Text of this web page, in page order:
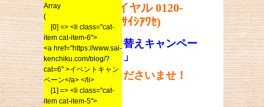
フリーダイヤル 0120-
313148(ｻｲｻｲｼｱﾜｾ)
「屋根塗り替えキャンペー
ンについて」
とお電話くださいませ！
Array
(
[0] => <li class="cat-
item cat-item-6">
<a href="https://www.sai-
kenchiku.com/blog/?
cat=6" >イベントキャン
ペーン</a> </li>
[1] => <li class="cat-
item cat-item-5">